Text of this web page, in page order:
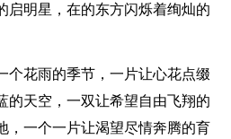
启明星，在的东方闪烁着绚灿的
花雨的季节，一片让心花点缀
的天空，一双让希望自由飞翔的
，一个一片让渴望尽情奔腾的育